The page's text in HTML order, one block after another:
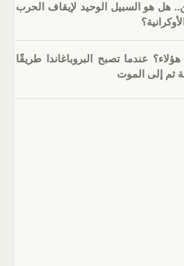
هل هو السبيل الوحيد لإيقاف الحرب
عندما تصبح البروباغاندا طريقًا
ثم إلى الموت